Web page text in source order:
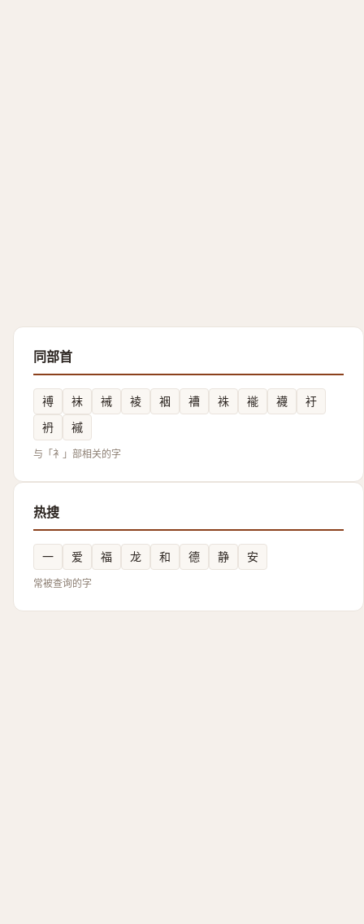
同部首
䙏 袜 裓 裬 裀 褿 袾 褦 襪
衧
袇
䙘
与「衤」部相关的字
热搜
一 爱 福 龙 和 德 静 安
常被查询的字